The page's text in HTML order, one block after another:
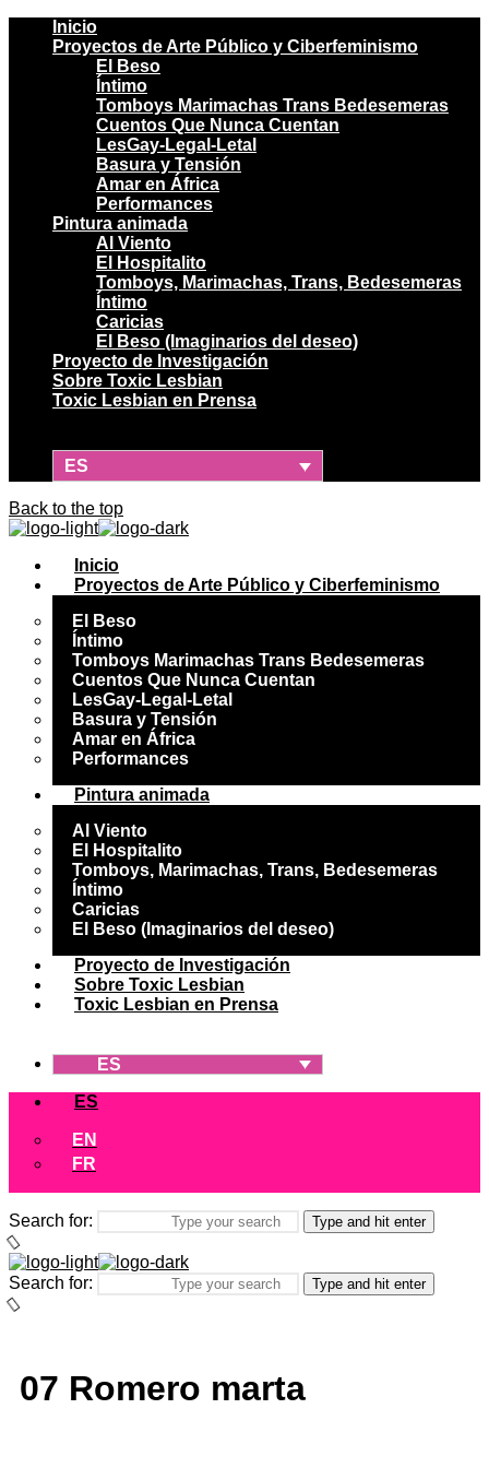
Inicio
Proyectos de Arte Público y Ciberfeminismo
El Beso
Íntimo
Tomboys Marimachas Trans Bedesemeras
Cuentos Que Nunca Cuentan
LesGay-Legal-Letal
Basura y Tensión
Amar en África
Performances
Pintura animada
Al Viento
El Hospitalito
Tomboys, Marimachas, Trans, Bedesemeras
Íntimo
Caricias
El Beso (Imaginarios del deseo)
Proyecto de Investigación
Sobre Toxic Lesbian
Toxic Lesbian en Prensa
ES
Back to the top
Inicio
Proyectos de Arte Público y Ciberfeminismo
El Beso
Íntimo
Tomboys Marimachas Trans Bedesemeras
Cuentos Que Nunca Cuentan
LesGay-Legal-Letal
Basura y Tensión
Amar en África
Performances
Pintura animada
Al Viento
El Hospitalito
Tomboys, Marimachas, Trans, Bedesemeras
Íntimo
Caricias
El Beso (Imaginarios del deseo)
Proyecto de Investigación
Sobre Toxic Lesbian
Toxic Lesbian en Prensa
ES
ES
EN
FR
Search for: Type and hit enter
Search for: Type and hit enter
07 Romero marta